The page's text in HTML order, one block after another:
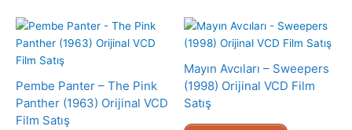
Pembe Panter – The Pink
Panther (1963) Orijinal VCD
Film Satış
Mayın Avcıları – Sweepers
(1998) Orijinal VCD Film
Satış